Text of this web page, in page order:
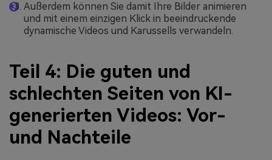
Außerdem können Sie damit Ihre Bilder animieren
und mit einem einzigen Klick in beeindruckende
dynamische Videos und Karussells verwandeln.
Teil 4: Die guten und
schlechten Seiten von KI-
generierten Videos: Vor-
und Nachteile